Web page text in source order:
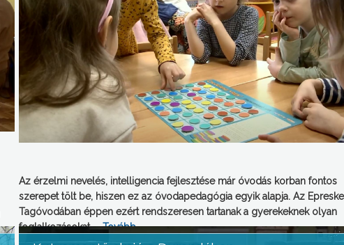
Az érzelmi nevelés, intelligencia fejlesztése már óvodás korban fontos
szerepet tölt be, hiszen ez az óvodapedagógia egyik alapja. Az
Tagóvodában éppen ezért rendszeresen tartanak a gyerekeknek olyan
foglalkozásokat, …Tovább→